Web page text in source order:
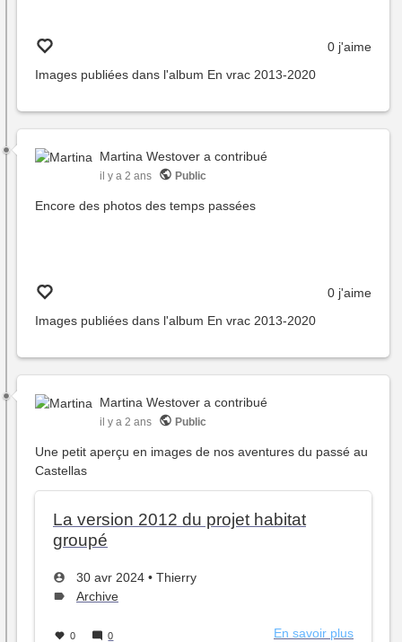
0 j'aime
Images publiées dans l'album En vrac 2013-2020
Martina Westover a contribué
il y a 2 ans Public
Encore des photos des temps passées
0 j'aime
Images publiées dans l'album En vrac 2013-2020
Martina Westover a contribué
il y a 2 ans Public
Une petit aperçu en images de nos aventures du passé au
Castellas
La version 2012 du projet habitat
groupé
Créé
le
30 avr 2024 •
par
Thierry
Type
sujet :
Archive
0 0 En savoir plus